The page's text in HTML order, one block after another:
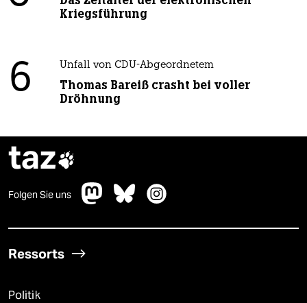
Kriegsführung
6 Unfall von CDU-Abgeordnetem
Thomas Bareiß crasht bei voller
Dröhnung
taz
Folgen Sie uns
Ressorts
Politik